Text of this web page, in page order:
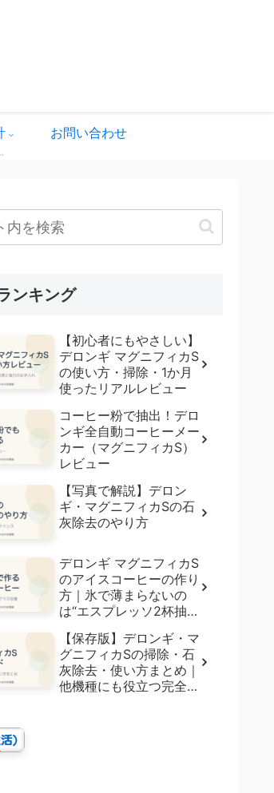
めています。 どれも実体験をベースに、生活者目線で書いています。
お問い合わせ
ンキング
【初心者にもやさしい】
デロンギ マグニフィカS
の使い方・掃除・1か月
使ったリアルレビュー
コーヒー粉で抽出！デロ
ンギ全自動コーヒーメー
カー（マグニフィカS）
レビュー
【写真で解説】デロン
ギ・マグニフィカSの石
灰除去のやり方
デロンギ マグニフィカS
のアイスコーヒーの作り
方｜氷で薄まらないの
は“エスプレッソ2杯抽
【保存版】デロンギ・マ
グニフィカSの掃除・石
灰除去・使い方まとめ｜
他機種にも役立つ完全ガ